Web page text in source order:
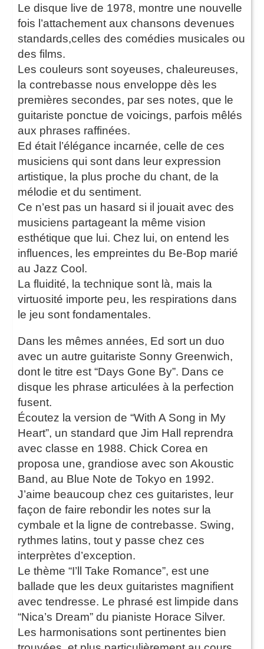
Le disque live de 1978, montre une nouvelle
fois l’attachement aux chansons devenues
standards,celles des comédies musicales ou
des films.
Les couleurs sont soyeuses, chaleureuses,
la contrebasse nous enveloppe dès les
premières secondes, par ses notes, que le
guitariste ponctue de voicings, parfois mêlés
aux phrases raffinées.
Ed était l’élégance incarnée, celle de ces
musiciens qui sont dans leur expression
artistique, la plus proche du chant, de la
mélodie et du sentiment.
Ce n’est pas un hasard si il jouait avec des
musiciens partageant la même vision
esthétique que lui. Chez lui, on entend les
influences, les empreintes du Be-Bop marié
au Jazz Cool.
La fluidité, la technique sont là, mais la
virtuosité importe peu, les respirations dans
le jeu sont fondamentales.
Dans les mêmes années, Ed sort un duo
avec un autre guitariste Sonny Greenwich,
dont le titre est “Days Gone By”. Dans ce
disque les phrase articulées à la perfection
fusent.
Écoutez la version de “With A Song in My
Heart”, un standard que Jim Hall reprendra
avec classe en 1988. Chick Corea en
proposa une, grandiose avec son Akoustic
Band, au Blue Note de Tokyo en 1992.
J’aime beaucoup chez ces guitaristes, leur
façon de faire rebondir les notes sur la
cymbale et la ligne de contrebasse. Swing,
rythmes latins, tout y passe chez ces
interprètes d’exception.
Le thème “I’ll Take Romance”, est une
ballade que les deux guitaristes magnifient
avec tendresse. Le phrasé est limpide dans
“Nica’s Dream” du pianiste Horace Silver.
Les harmonisations sont pertinentes bien